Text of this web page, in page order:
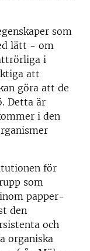
som
lätt - om
i
att
göra att de
Detta är
i den
för
som
papper-
den
och
organiska